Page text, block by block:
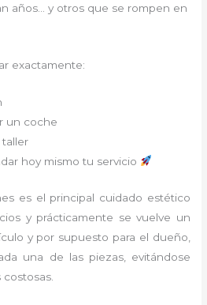
años… y otros que se rompen en
exactamente:
un coche
hoy mismo tu servicio
es el principal cuidado estético
y prácticamente se vuelve un
y por supuesto para el dueño,
una de las piezas, evitándose
costosas.